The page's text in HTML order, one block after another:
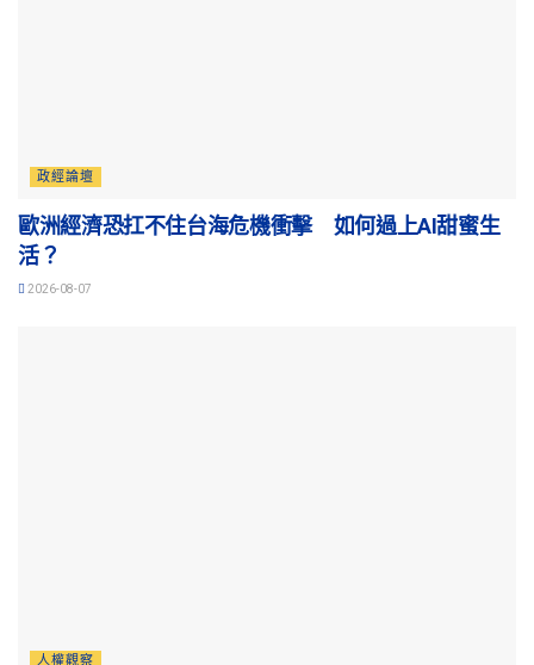
政經論壇
歐洲經濟恐扛不住台海危機衝擊 如何過上AI甜蜜生
活？
2026-08-07
人權觀察